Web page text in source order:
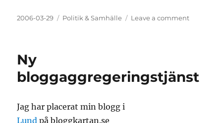
Posted
2006-03-29 Categories
Politik & Samhälle Leave a commenton
Ny
bloggaggregeringstjänst
Jag har placerat min blogg i
Lund på bloggkartan.se